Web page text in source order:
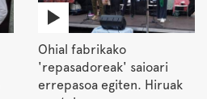
Ohial fabrikako
'repasadoreak' saioari
errepasoa egiten. Hiruak